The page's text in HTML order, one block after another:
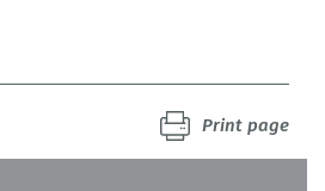
Print page